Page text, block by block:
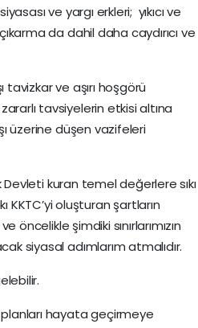
ve yargı erkleri; yıkıcı ve
da dahil daha caydırıcı ve
tavizkar ve aşırı hoşgörü
tavsiyelerin etkisi altına
üzerine düşen vazifeleri
kuran temel değerlere sıkı
KKTC’yi oluşturan şartların
öncelikle şimdiki sınırlarımızın
siyasal adımlarım atmalıdır.
hayata geçirmeye